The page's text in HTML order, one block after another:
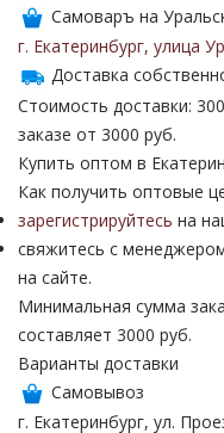
Самоваръ на
г. Екатеринбург, улица
Доставка
Стоимость доставки:
заказе от 3000 руб.
Купить оптом в
Как получить оптовые
зарегистрируйтесь на
свяжитесь с
на сайте.
Минимальная сумма
составляет 3000 руб.
Варианты доставки
Самовывоз
г. Екатеринбург, ул.